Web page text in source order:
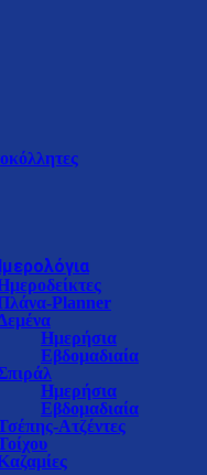
Planner
Ημερήσια
Εβδομαδιαία
Ημερήσια
Εβδομαδιαία
Ατζέντες